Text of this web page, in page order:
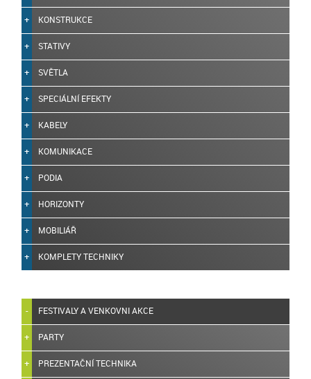
KONSTRUKCE
STATIVY
SVĚTLA
SPECIÁLNÍ EFEKTY
KABELY
KOMUNIKACE
PODIA
HORIZONTY
MOBILIÁŘ
KOMPLETY TECHNIKY
FESTIVALY A VENKOVNI AKCE
PARTY
PREZENTAČNÍ TECHNIKA